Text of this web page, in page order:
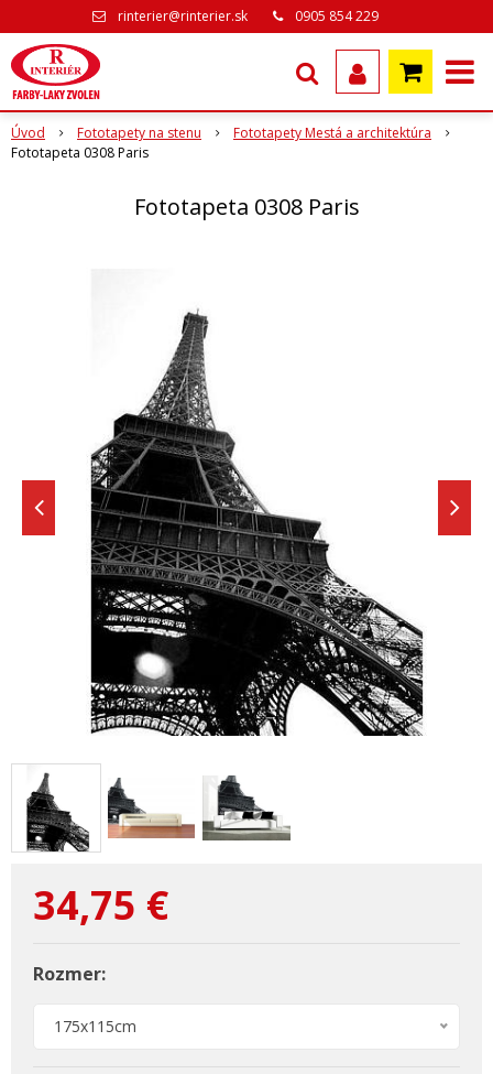
rinterier@rinterier.sk 0905 854 229
Úvod Fototapety na stenu
Fototapety Mestá a architektúra
Fototapeta 0308 Paris
Fototapeta 0308 Paris
34,75 €
Rozmer:
175x115cm